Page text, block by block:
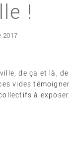
!
2017
de ça et là,
vides
à